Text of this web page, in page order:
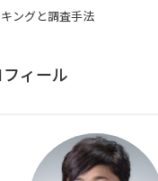
ングと調査手法
ィール